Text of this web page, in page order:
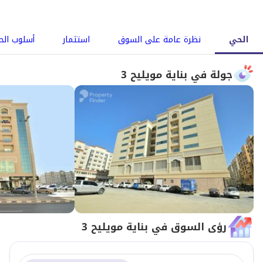
الحي نظرة عامة على السوق استثمار أسلوب
جولة في بناية مويليح 3
رؤى السوق في بناية مويليح 3